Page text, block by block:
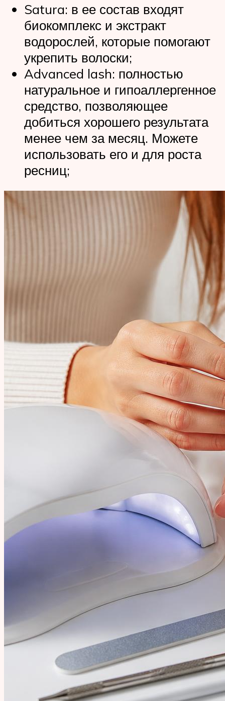
Satura: в ее состав входят
биокомплекс и экстракт
водорослей, которые помогают
укрепить волоски;
Advanced lash: полностью
натуральное и гипоаллергенное
средство, позволяющее
добиться хорошего результата
менее чем за месяц. Можете
использовать его и для роста
ресниц;